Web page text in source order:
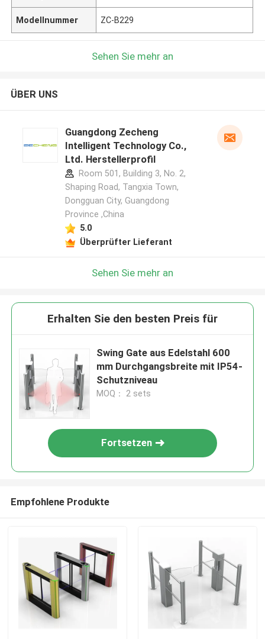
Modellnummer ZC-B229
Sehen Sie mehr an
ÜBER UNS
Guangdong Zecheng
Intelligent Technology Co.,
Ltd. Herstellerprofil
Room 501, Building 3, No. 2,
Shaping Road, Tangxia Town,
Dongguan City, Guangdong
Province ,China
5.0
Überprüfter Lieferant
Sehen Sie mehr an
Erhalten Sie den besten Preis für
Swing Gate aus Edelstahl 600
mm Durchgangsbreite mit IP54-
Schutzniveau
MOQ： 2 sets
Fortsetzen
Empfohlene Produkte